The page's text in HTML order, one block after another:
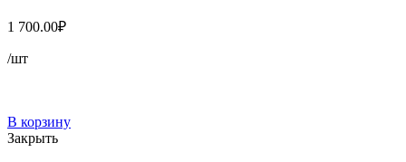
1 700.00₽
/шт
В корзину
Закрыть